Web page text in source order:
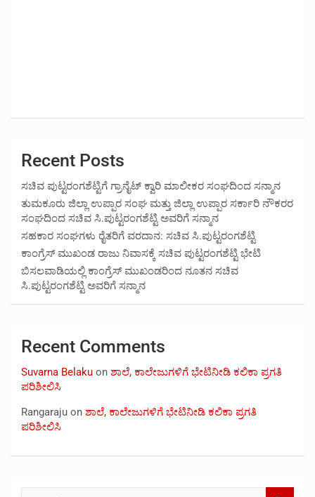
Recent Posts
ಸಚಿವ ಪುಟ್ಟರಂಗಶೆಟ್ಟಿಗೆ ಗ್ರಾನೈಟ್ ಕ್ವಾರಿ ಮಾಲೀಕರ ಸಂಘದಿಂದ ಸನ್ಮಾನ
ತುಮಕೂರು ಜಿಲ್ಲಾ ಉಪ್ಪಾರ ಸಂಘ ಮತ್ತು ಜಿಲ್ಲಾ ಉಪ್ಪಾರ ಸರ್ಕಾರಿ ನೌಕರರ
ಸಂಘದಿಂದ ಸಚಿವ ಸಿ.ಪುಟ್ಟರಂಗಶೆಟ್ಟಿ ಅವರಿಗೆ ಸನ್ಮಾನ
ಸಹಕಾರ ಸಂಘಗಳು ರೈತರಿಗೆ ವರದಾನ: ಸಚಿವ ಸಿ.ಪುಟ್ಟರಂಗಶೆಟ್ಟಿ
ಕಾಂಗ್ರೆಸ್ ಮುಖಂಡ ರಾಜು ನಿವಾಸಕ್ಕೆ ಸಚಿವ ಪುಟ್ಟರಂಗಶೆಟ್ಟಿ ಭೇಟಿ
ಬಿಸಲವಾಡಿಯಲ್ಲಿ ಕಾಂಗ್ರೆಸ್ ಮುಖಂಡರಿಂದ ನೂತನ ಸಚಿವ
ಸಿ.ಪುಟ್ಟರಂಗಶೆಟ್ಟಿ ಅವರಿಗೆ ಸನ್ಮಾನ
Recent Comments
Suvarna Belaku on ಶಾಲೆ, ಕಾಲೇಜುಗಳಿಗೆ ಭೇಟಿನೀಡಿ ಕಲಿಕಾ ಪ್ರಗತಿ
ಪರಿಶೀಲಿಸಿ
Rangaraju on ಶಾಲೆ, ಕಾಲೇಜುಗಳಿಗೆ ಭೇಟಿನೀಡಿ ಕಲಿಕಾ ಪ್ರಗತಿ
ಪರಿಶೀಲಿಸಿ